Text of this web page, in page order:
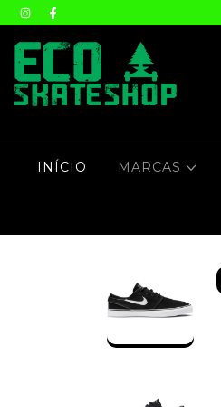
INÍCIO MARCAS